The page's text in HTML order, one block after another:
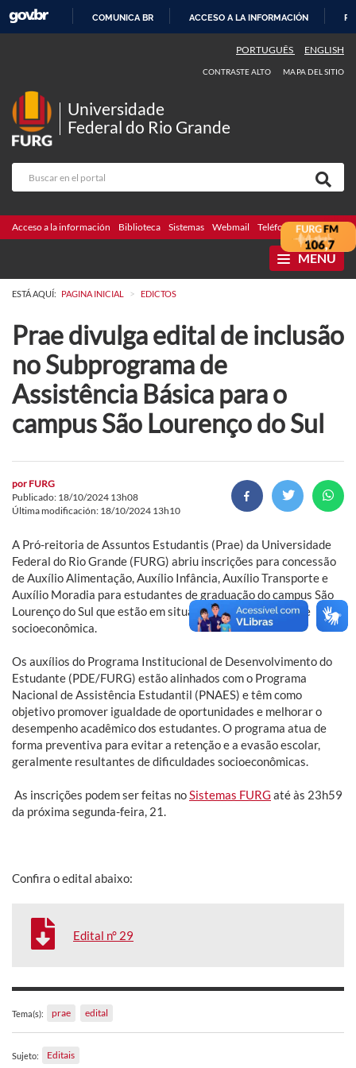
CONTENIDO
COMUNICA BR ACCESO A LA INFORMACIÓN
PORTUGUÊS ENGLISH
CONTRASTE ALTO MAPA DEL SITIO
Universidade
Federal do Rio Grande
Acceso a la información Biblioteca Sistemas Webmail Teléfonos Licitaciones
MENU
ESTÁ AQUÍ: PAGINA INICIAL > EDICTOS
Prae divulga edital de inclusão
no Subprograma de
Assistência Básica para o
campus São Lourenço do Sul
por FURG
Publicado: 18/10/2024 13h08
Última modificación: 18/10/2024 13h10
A Pró-reitoria de Assuntos Estudantis (Prae) da Universidade
Federal do Rio Grande (FURG) abriu inscrições para concessão
de Auxílio Alimentação, Auxílio Infância, Auxílio Transporte e
Auxílio Moradia para estudantes de graduação do campus São
Lourenço do Sul que estão em situação de vulnerabilidade
socioeconômica.
Os auxílios do Programa Institucional de Desenvolvimento do
Estudante (PDE/FURG) estão alinhados com o Programa
Nacional de Assistência Estudantil (PNAES) e têm como
objetivo promover igualdade de oportunidades e melhorar o
desempenho acadêmico dos estudantes. O programa atua de
forma preventiva para evitar a retenção e a evasão escolar,
geralmente resultantes de dificuldades socioeconômicas.
As inscrições podem ser feitas no Sistemas FURG até às 23h59
da próxima segunda-feira, 21.
Confira o edital abaixo:
Edital n° 29
Tema(s): prae edital
Sujeto: Editais